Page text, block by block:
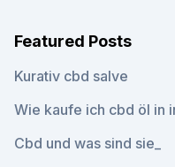
Featured Posts
Kurativ cbd salve
Wie kaufe ich cbd öl in
Cbd und was sind sie_